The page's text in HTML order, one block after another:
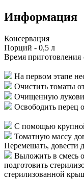
Информация
Консервация
Порций - 0,5 л
Время приготовления
На первом этапе
Очистить томаты
Очищенную
Освободить перец
С помощью
Томатную массу
Перемешать, довести
Выложить в смесь
подготовить
стерилизованной